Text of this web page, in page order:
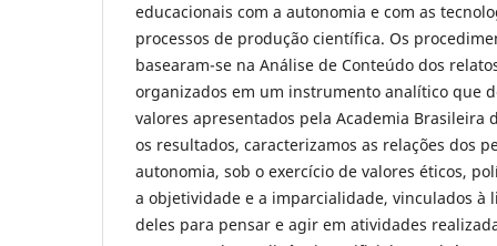
educacionais com a autonomia e com as
processos de produção científica. Os
basearam-se na Análise de Conteúdo dos
organizados em um instrumento analítico que
valores apresentados pela Academia Brasileira
os resultados, caracterizamos as relações dos
autonomia, sob o exercício de valores éticos,
a objetividade e a imparcialidade, vinculados à
deles para pensar e agir em atividades